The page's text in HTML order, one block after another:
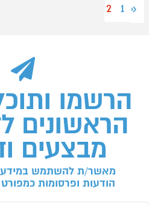
«
1
2
הרשמו
הראשונים
מבצעים
מאשר/ת להשתמש במידע
הודעות ופרסומות